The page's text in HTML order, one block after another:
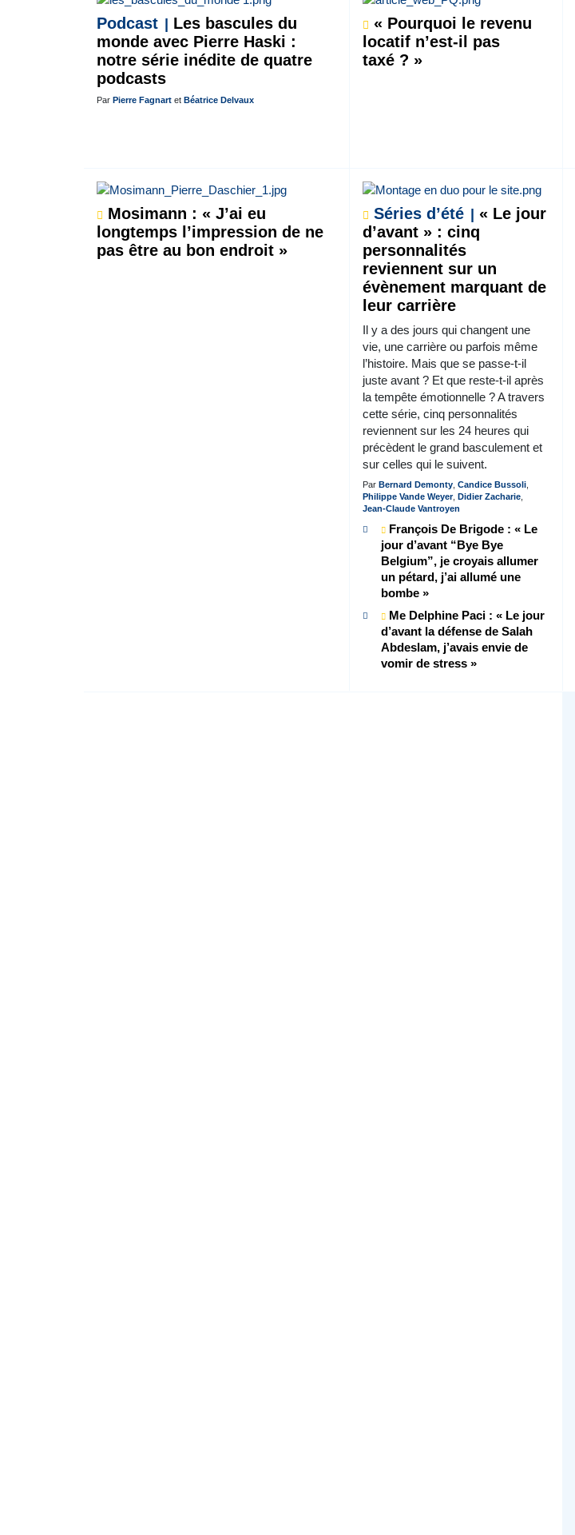
Podcast
Les bascules du
monde avec Pierre Haski :
notre série inédite de quatre
podcasts
Par Pierre Fagnartet Béatrice Delvaux
« Pourquoi le revenu
locatif n’est-il pas
taxé ? »
Mosimann : « J’ai eu
longtemps l’impression de ne
pas être au bon endroit »
Séries d’été
« Le jour
d’avant » : cinq
personnalités
reviennent sur un
évènement marquant de
leur carrière
Il y a des jours qui changent une
vie, une carrière ou parfois même
l’histoire. Mais que se passe-t-il
juste avant ? Et que reste-t-il après
la tempête émotionnelle ? A travers
cette série, cinq personnalités
reviennent sur les 24 heures qui
précèdent le grand basculement et
sur celles qui le suivent.
Par Bernard Demonty, Candice Bussoli,
Philippe Vande Weyer, Didier Zacharie,
Jean-Claude Vantroyen
François De Brigode : « Le
jour d’avant “Bye Bye
Belgium”, je croyais allumer
un pétard, j’ai allumé une
bombe »
Me Delphine Paci : « Le jour
d’avant la défense de Salah
Abdeslam, j’avais envie de
vomir de stress »